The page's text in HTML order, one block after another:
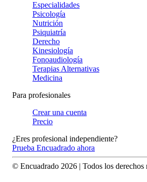
Especialidades
Psicología
Nutrición
Psiquiatría
Derecho
Kinesiología
Fonoaudiología
Terapias Alternativas
Medicina
Para profesionales
Crear una cuenta
Precio
¿Eres profesional independiente?
Prueba Encuadrado ahora
© Encuadrado 2026 | Todos los derechos